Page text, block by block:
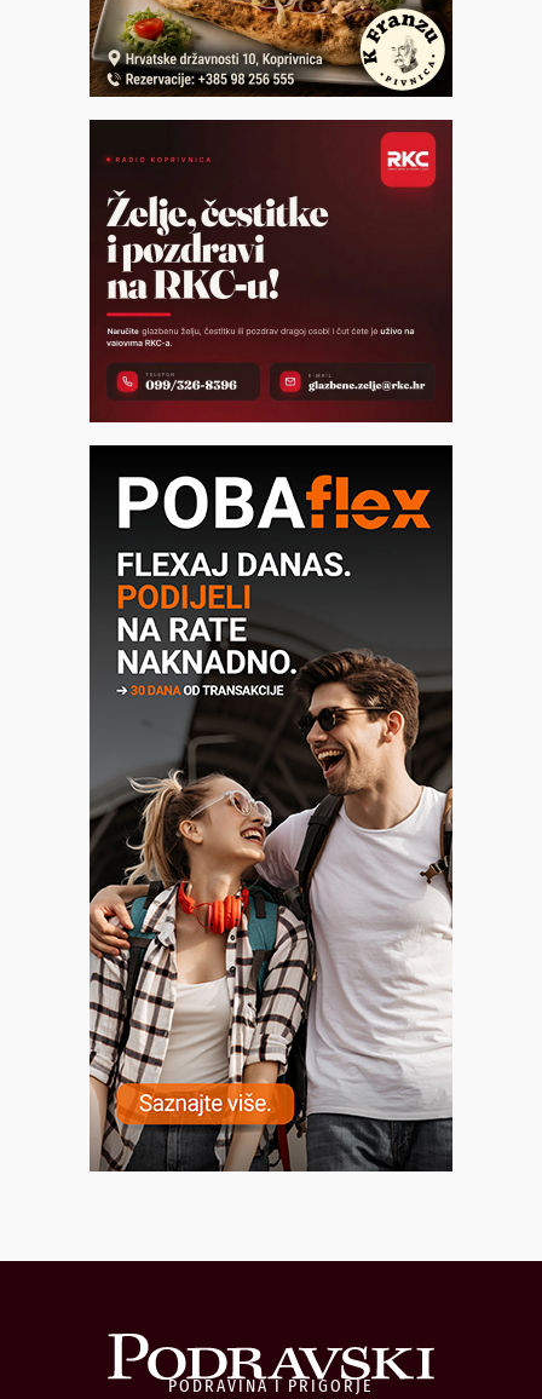
PODRAVINA I PRIGORJE